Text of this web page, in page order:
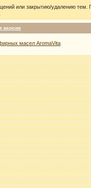
или закрытию/удалению
версия
масел AromaVita